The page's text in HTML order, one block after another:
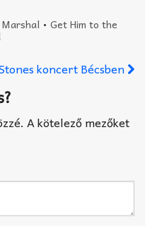
•Get Him to the
koncert Bécsben
A kötelező mezőket